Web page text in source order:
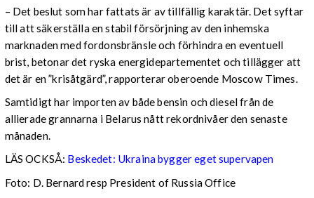
– Det beslut som har fattats är av tillfällig karaktär. Det syftar
till att säkerställa en stabil försörjning av den inhemska
marknaden med fordonsbränsle och förhindra en eventuell
brist, betonar det ryska energidepartementet och tillägger att
det är en ”krisåtgärd”, rapporterar oberoende Moscow Times.
Samtidigt har importen av både bensin och diesel från de
allierade grannarna i Belarus nått rekordnivåer den senaste
månaden.
LÄS OCKSÅ: Beskedet: Ukraina bygger eget supervapen
Foto: D. Bernard resp President of Russia Office